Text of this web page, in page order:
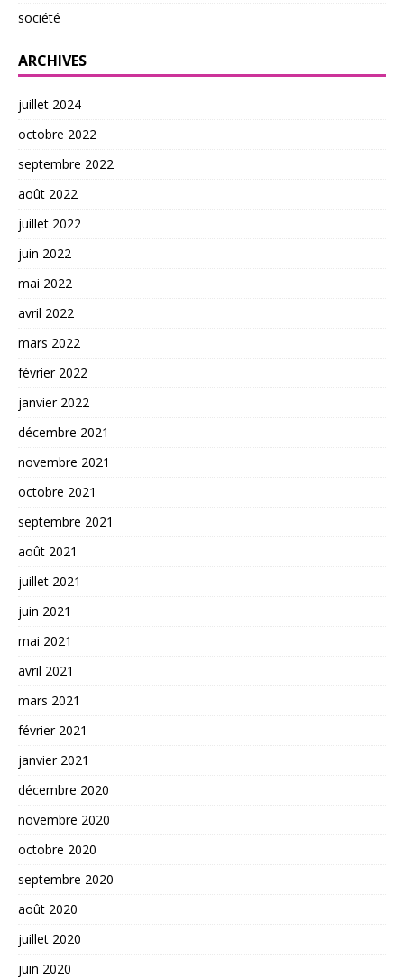
société
ARCHIVES
juillet 2024
octobre 2022
septembre 2022
août 2022
juillet 2022
juin 2022
mai 2022
avril 2022
mars 2022
février 2022
janvier 2022
décembre 2021
novembre 2021
octobre 2021
septembre 2021
août 2021
juillet 2021
juin 2021
mai 2021
avril 2021
mars 2021
février 2021
janvier 2021
décembre 2020
novembre 2020
octobre 2020
septembre 2020
août 2020
juillet 2020
juin 2020